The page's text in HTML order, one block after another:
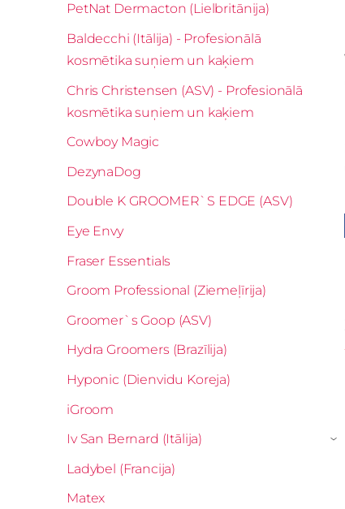
PetNat Dermacton (Lielbritānija)
Baldecchi (Itālija) - Profesionālā
kosmētika suņiem un kaķiem
Chris Christensen (ASV) - Profesionālā
kosmētika suņiem un kaķiem
Cowboy Magic
DezynaDog
Double K GROOMER`S EDGE (ASV)
Eye Envy
Fraser Essentials
Groom Professional (Ziemeļīrija)
Groomer`s Goop (ASV)
Hydra Groomers (Brazīlija)
Hyponic (Dienvidu Koreja)
iGroom
Iv San Bernard (Itālija)
›
Ladybel (Francija)
Matex